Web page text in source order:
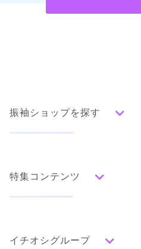
振袖ショップを探す
みんなの振袖ランキングトップ
色別ランキング
口コミから探す
特集コンテンツ
ママ振特集
イチオシグループ